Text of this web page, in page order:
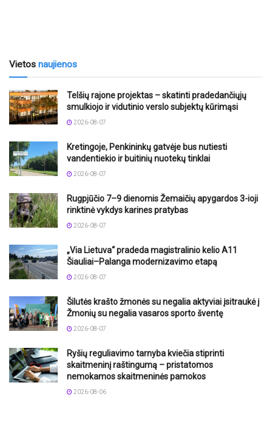
Vietos naujienos
Telšių rajone projektas – skatinti pradedančiųjų
smulkiojo ir vidutinio verslo subjektų kūrimąsi
2026-08-07
Kretingoje, Penkininkų gatvėje bus nutiesti
vandentiekio ir buitinių nuotekų tinklai
2026-08-07
Rugpjūčio 7–9 dienomis Žemaičių apygardos 3-ioji
rinktinė vykdys karines pratybas
2026-08-07
„Via Lietuva“ pradeda magistralinio kelio A11
Šiauliai–Palanga modernizavimo etapą
2026-08-07
Šilutės krašto žmonės su negalia aktyviai įsitraukė į
Žmonių su negalia vasaros sporto šventę
2026-08-07
Ryšių reguliavimo tarnyba kviečia stiprinti
skaitmeninį raštingumą – pristatomos
nemokamos skaitmeninės pamokos
2026-08-06